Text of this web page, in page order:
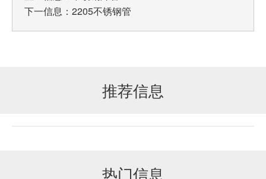
下一信息： 2205不锈钢管
推荐信息
热门信息